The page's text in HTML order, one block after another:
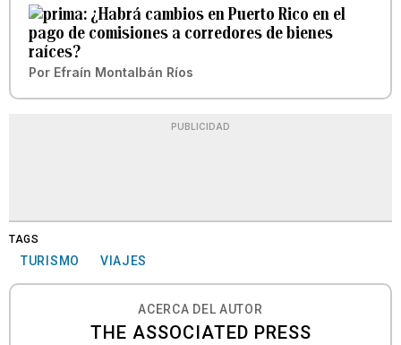
¿Habrá cambios en Puerto Rico en el
pago de comisiones a corredores de bienes
raíces?
Por Efraín Montalbán Ríos
PUBLICIDAD
TAGS
TURISMO VIAJES
ACERCA DEL AUTOR
THE ASSOCIATED PRESS